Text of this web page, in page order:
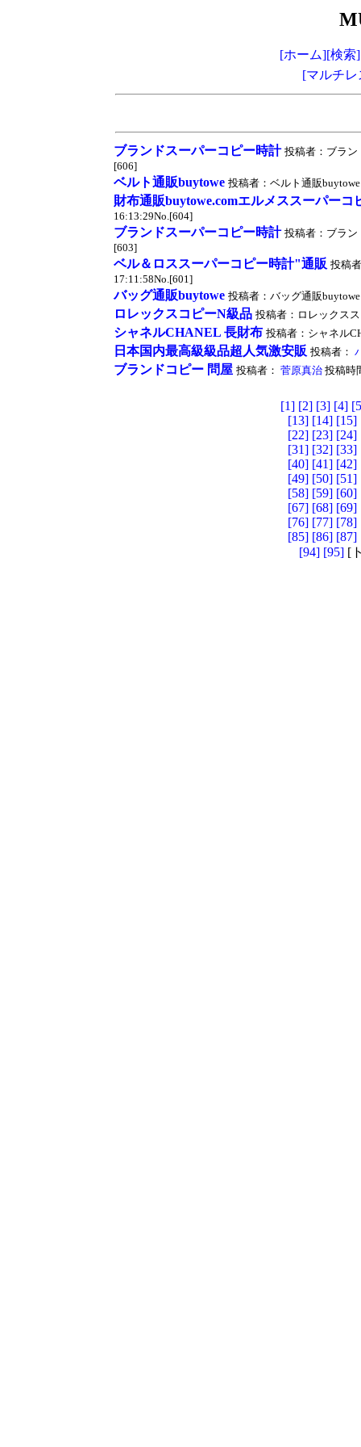
[ホーム][検索]
[マルチ
ブランドスーパーコピー時計 投稿者：ブラン
[606]
ベルト通販buytowe 投稿者：ベルト通販
財布通販buytowe.comエルメススーパーコ
16:13:29No.[604]
ブランドスーパーコピー時計 投稿者：ブラン
[603]
ベル＆ロススーパーコピー時計"通販 投稿
17:11:58No.[601]
バッグ通販buytowe 投稿者：バッグ通販
ロレックスコピーN級品 投稿者：ロレックス
シャネルCHANEL 長財布 投稿者：シャネル
日本国内最高級級品超人気激安販 投稿者：
ブランドコピー 問屋 投稿者： 菅原真治 投稿時
[1] [2] [3] [4]
[13] [14] [15]
[22] [23] [24]
[31] [32] [33]
[40] [41] [42]
[49] [50] [51]
[58] [59] [60]
[67] [68] [69]
[76] [77] [78]
[85] [86] [87]
[94] [95] [